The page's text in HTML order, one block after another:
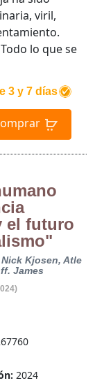
3 y 7 días
viril,
lo que se
el futuro
Kjosen, Atle
James
2024